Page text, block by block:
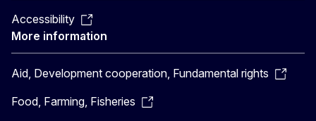
Accessibility
More information
Aid, Development cooperation, Fundamental rights
Food, Farming, Fisheries